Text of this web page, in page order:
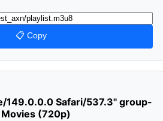
📋 Copy
149.0.0.0 Safari/537.3" group-
(720p)